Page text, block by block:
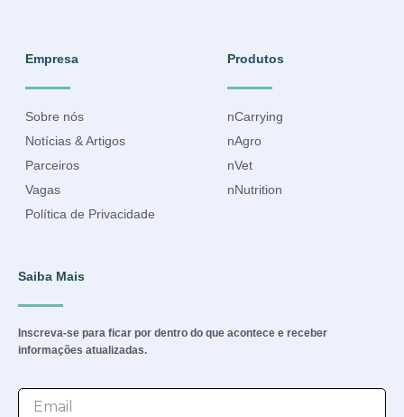
Empresa
Sobre nós
Notícias & Artigos
Parceiros
Vagas
Política de Privacidade
Produtos
nCarrying
nAgro
nVet
nNutrition
Saiba Mais
Inscreva-se para ficar por dentro do que acontece e receber
informações atualizadas.